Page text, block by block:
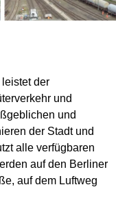
der
und
und
der Stadt und
alle verfügbaren
auf den Berliner
auf dem Luftweg